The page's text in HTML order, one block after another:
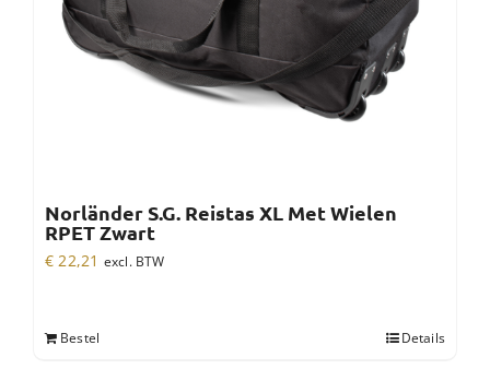
Norländer S.G. Reistas XL Met Wielen
RPET Zwart
€ 22,21 excl. BTW
Bestel Details